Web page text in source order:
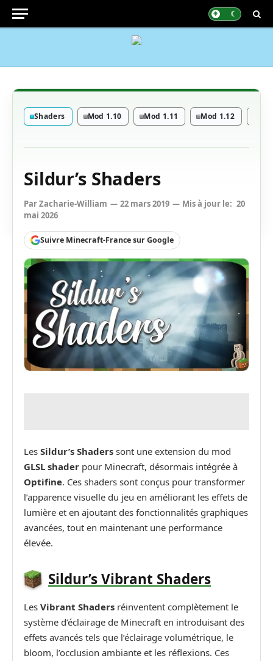
Shaders Mod 1.10 Mod 1.11 Mod 1.12
Sildur’s Shaders
ParZacharie-William 22 mars 2019 Mis à jour le: 20
mai 2026
Suivre Minecraft-France sur Google
Les Sildur’s Shaders sont une extension du mod
GLSL shader pour Minecraft, désormais intégrée à
Optifine. Ces shaders sont conçus pour transformer
l’apparence visuelle du jeu en améliorant les effets de
lumière et en ajoutant des fonctionnalités graphiques
avancées, tout en maintenant une performance
élevée.
Sildur’s Vibrant Shaders
Les Vibrant Shaders réinventent complètement le
système d’éclairage de Minecraft en introduisant des
effets avancés tels que l’éclairage volumétrique, le
bloom, l’occlusion ambiante et les réflexions. Ces